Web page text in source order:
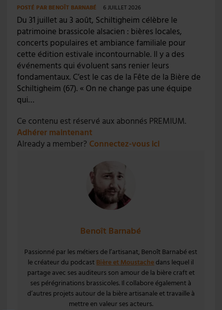
POSTÉ PAR BENOÎT BARNABÉ 6 JUILLET 2026
Du 31 juillet au 3 août, Schiltigheim célèbre le
patrimoine brassicole alsacien : bières locales,
concerts populaires et ambiance familiale pour
cette édition estivale incontournable. Il y a des
événements qui évoluent sans renier leurs
fondamentaux. C’est le cas de la Fête de la Bière de
Schiltigheim (67). « On ne change pas une équipe
qui…
Ce contenu est réservé aux abonnés PREMIUM.
Adhérer maintenant
Already a member? Connectez-vous ici
Benoît Barnabé
Passionné par les métiers de l’artisanat, Benoît Barnabé est
le créateur du podcastBière et Moustachedans lequel il
partage avec ses auditeurs son amour de la bière craft et
ses pérégrinations brassicoles. Il collabore également à
d’autres projets autour de la bière artisanale et travaille à
mettre en valeur ses acteurs.